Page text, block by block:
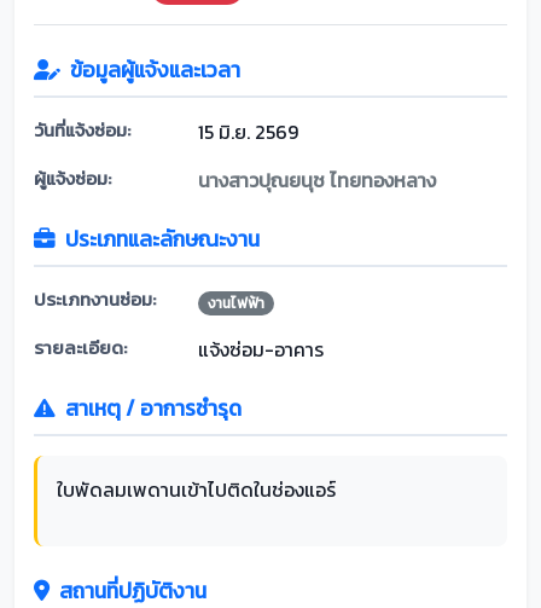
ข้อมูลผู้แจ้งและเวลา
วันที่แจ้งซ่อม: 15 มิ.ย. 2569
ผู้แจ้งซ่อม: นางสาวปุณยนุช ไทยทองหลาง
ประเภทและลักษณะงาน
ประเภทงานซ่อม: งานไฟฟ้า
รายละเอียด: แจ้งซ่อม-อาคาร
สาเหตุ / อาการชำรุด
ใบพัดลมเพดานเข้าไปติดในช่องแอร์
สถานที่ปฏิบัติงาน